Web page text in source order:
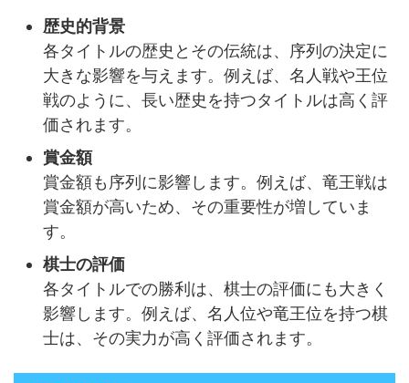
歴史的背景
各タイトルの歴史とその伝統は、序列の決定に
大きな影響を与えます。例えば、名人戦や王位
戦のように、長い歴史を持つタイトルは高く評
価されます。
賞金額
賞金額も序列に影響します。例えば、竜王戦は
賞金額が高いため、その重要性が増していま
す。
棋士の評価
各タイトルでの勝利は、棋士の評価にも大きく
影響します。例えば、名人位や竜王位を持つ棋
士は、その実力が高く評価されます。